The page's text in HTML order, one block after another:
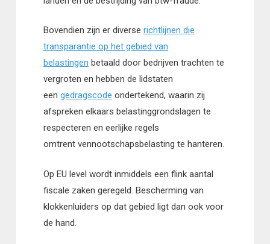
Bovendien zijn er diverse richtlijnen die
transparantie op het gebied van
belastingen betaald door bedrijven trachten te
vergroten en hebben de lidstaten
een gedragscode ondertekend, waarin zij
afspreken elkaars belastinggrondslagen te
respecteren en eerlijke regels
omtrent vennootschapsbelasting te hanteren.
Op EU level wordt inmiddels een flink aantal
fiscale zaken geregeld. Bescherming van
klokkenluiders op dat gebied ligt dan ook voor
de hand.